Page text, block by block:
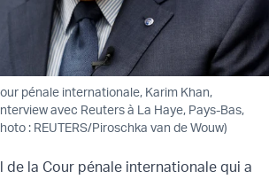
pénale internationale, Karim Khan,
avec Reuters à La Haye, Pays-Bas,
: REUTERS/Piroschka van de Wouw)
la Cour pénale internationale qui a